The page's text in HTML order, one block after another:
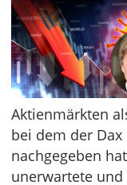
Aktienmärkten
bei dem der
nachgegeben
unerwartete